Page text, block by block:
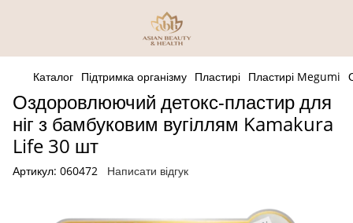
Каталог Підтримка організму Пластирі Пластирі Megumi
Оздоровлюючий детокс-пластир для
ніг з бамбуковим вугіллям Kamakura
Life 30 шт
Артикул: 060472 Написати відгук